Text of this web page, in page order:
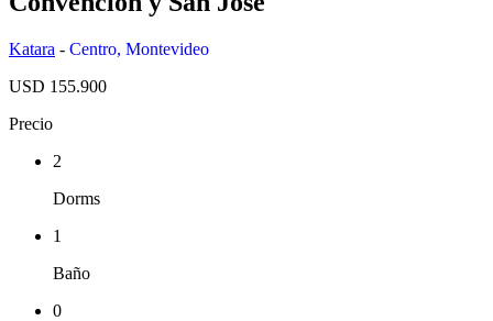
Katara - Centro, Montevideo
USD 155.900
Precio
2
Dorms
1
Baño
0